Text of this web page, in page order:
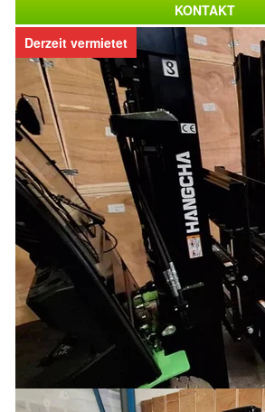
Derzeit vermietet
KONTAKT